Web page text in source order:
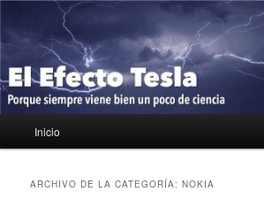
contenido
principal
contenido
secundario
El Efecto Tesla
Porque siempre viene bien un poco de ciencia
principal
Inicio
ARCHIVO DE LA CATEGORÍA:NOKIA